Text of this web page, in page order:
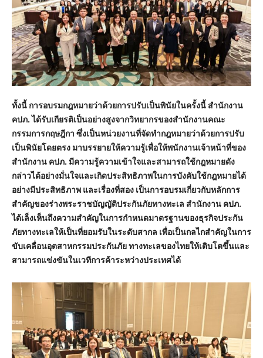
ทั้งนี้ การอบรมกฎหมายว่าด้วยการปรับเป็นพินัยในครั้งนี้ สำนักงาน
คปภ. ได้รับเกียรติเป็นอย่างสูงจากวิทยากรของสำนักงานคณะ
กรรมการกฤษฎีกา ซึ่งเป็นหน่วยงานที่จัดทำกฎหมายว่าด้วยการปรับ
เป็นพินัยโดยตรง มาบรรยายให้ความรู้เพื่อให้พนักงานเจ้าหน้าที่ของ
สำนักงาน คปภ. มีความรู้ความเข้าใจและสามารถใช้กฎหมายดัง
กล่าวได้อย่างมั่นใจและเกิดประสิทธิภาพในการบังคับใช้กฎหมายได้
อย่างมีประสิทธิภาพ และเรื่องที่สอง เป็นการอบรมเกี่ยวกับหลักการ
สำคัญของร่างพระราชบัญญัติประกันภัยทางทะเล สำนักงาน คปภ.
ได้เล็งเห็นถึงความสำคัญในการกำหนดมาตรฐานของธุรกิจประกัน
ภัยทางทะเลให้เป็นที่ยอมรับในระดับสากล เพื่อเป็นกลไกสำคัญในการ
ขับเคลื่อนอุตสาหกรรมประกันภัย ทางทะเลของไทยให้เติบโตขึ้นและ
สามารถแข่งขันในเวทีการค้าระหว่างประเทศได้